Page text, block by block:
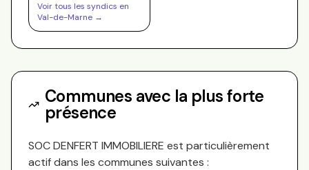
Voir tous les syndics en
Val-de-Marne →
Communes avec la plus forte
présence
SOC DENFERT IMMOBILIERE est particulièrement
actif dans les communes suivantes :